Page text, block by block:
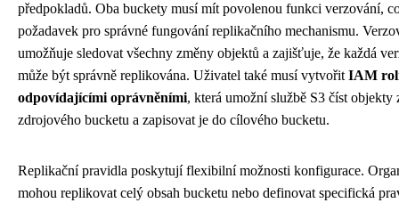
předpokladů. Oba buckety musí mít povolenou funkci verzování,
požadavek pro správné fungování replikačního mechanismu.
umožňuje sledovat všechny změny objektů a zajišťuje, že každá
může být správně replikována. Uživatel také musí vytvořit IAM
odpovídajícími oprávněními, která umožní službě S3 číst objekty
zdrojového bucketu a zapisovat je do cílového bucketu.
Replikační pravidla poskytují flexibilní možnosti konfigurace.
mohou replikovat celý obsah bucketu nebo definovat specifická